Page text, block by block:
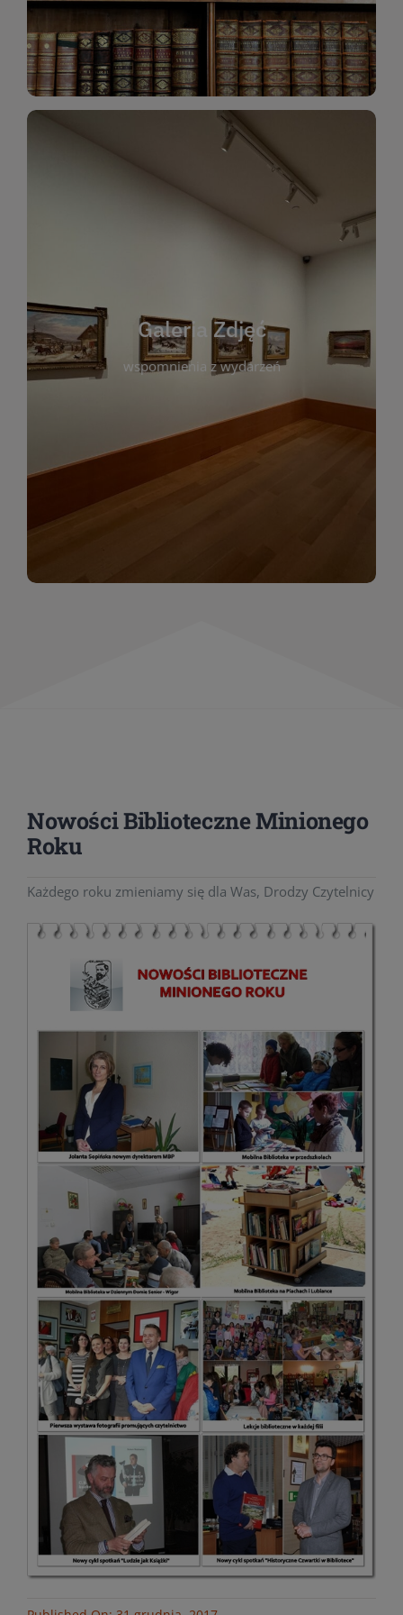
Katalog Zbiorów
Galeria Zdjęć
wspomnienia z wydarzeń
Galeria Zdjęć
wspomnienia z wydarzeń, spotkań i projektów
którym można zobaczyć, jak żyje nasza biblioteka
i jej społeczność. Zdjęcia dokumentują zarówno
uroczyste chwile, jak i codzienne aktywności
czytelników. Regularnie dodajemy nowe galerie,
by każdy mógł powrócić do wyjątkowych
momentów. Zapraszamy do obejrzenia,
wspominania i inspirowania się!
Nowości Biblioteczne Minionego
Roku
Każdego roku zmieniamy się dla Was, Drodzy Czytelnicy